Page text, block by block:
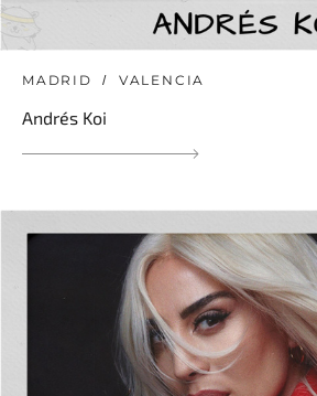
MADRID VALENCIA
Andrés Koi